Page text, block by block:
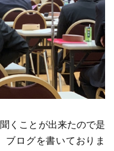
聞 くことが出来たので是
ブログを書いておりま